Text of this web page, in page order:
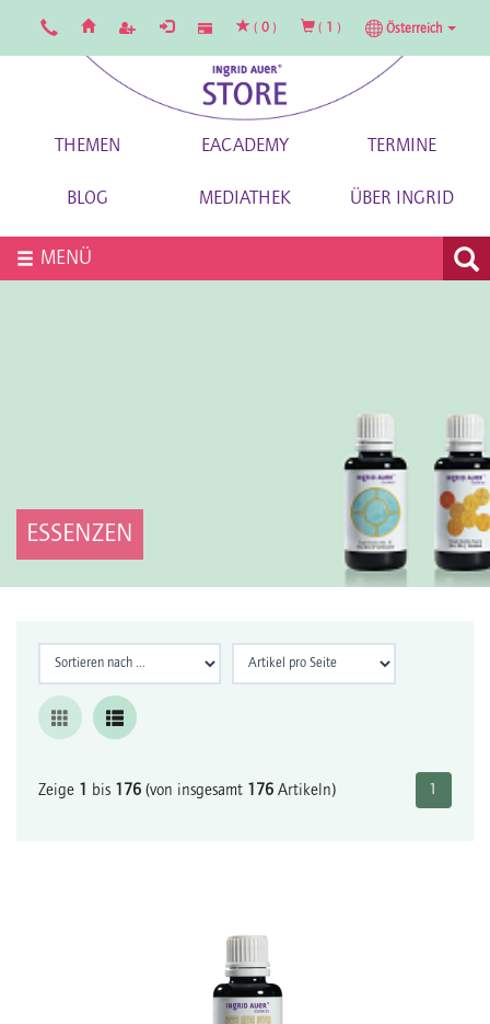
( 0 ) ( 1 ) Österreich
THEMEN EACADEMY TERMINE
BLOG MEDIATHEK ÜBER INGRID
MENÜ
ESSENZEN
Zeige 1 bis 176 (von insgesamt 176 Artikeln) 1